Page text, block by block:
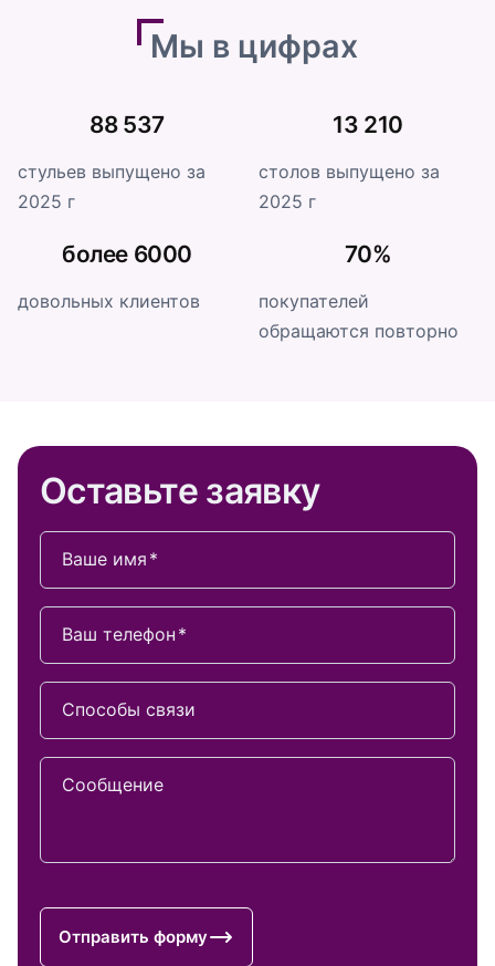
Мы в цифрах
88 537
стульев выпущено за
2025 г
13 210
столов выпущено за
2025 г
более 6000
довольных клиентов
70%
покупателей
обращаются повторно
Оставьте заявку
Ваше имя
Ваш телефон
Способы связи
Сообщение
Отправить форму